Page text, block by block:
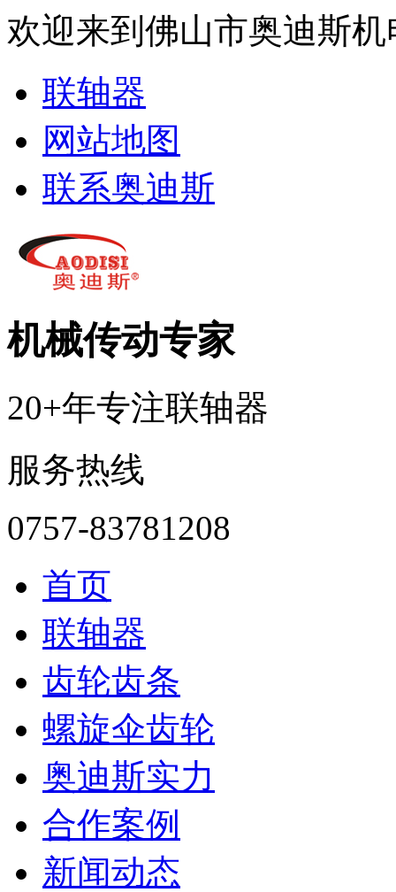
欢迎来到佛山市奥迪斯
联轴器
网站地图
联系奥迪斯
机械传动专家
20+年专注联轴器
服务热线
0757-83781208
首页
联轴器
齿轮齿条
螺旋伞齿轮
奥迪斯实力
合作案例
新闻动态